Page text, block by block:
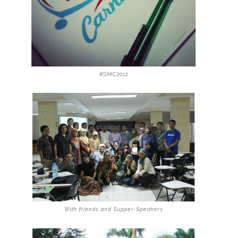
#SMC2012
With friends and Supper-Speakers